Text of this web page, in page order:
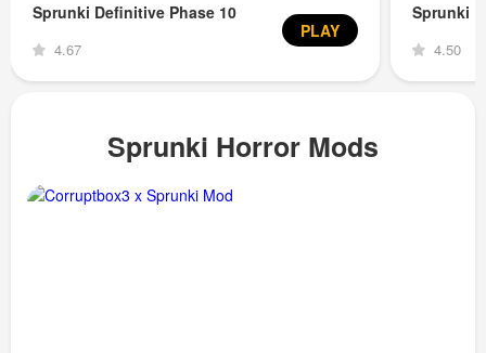
Sprunki Definitive Phase 10
4.67
PLAY
Sprunki
4.50
Sprunki Horror Mods